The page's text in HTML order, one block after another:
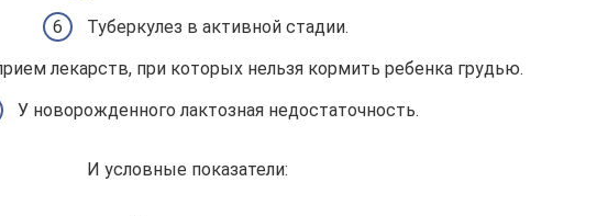
Туберкулез в активной стадии.
лекарств, при которых нельзя кормить ребенка грудью.
У новорожденного лактозная недостаточность.
И условные показатели: